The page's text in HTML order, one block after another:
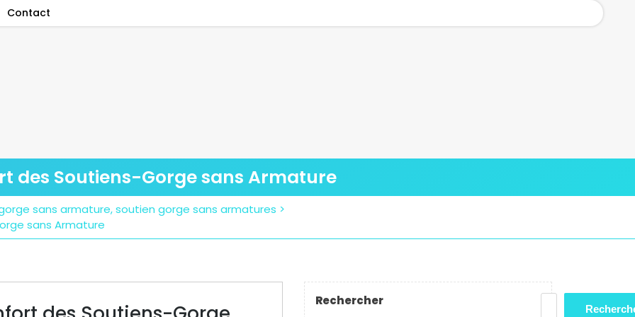
Contact
des Soutiens-Gorge sans Armature
sans armature,soutien gorge sans armatures >
sans Armature
Rechercher